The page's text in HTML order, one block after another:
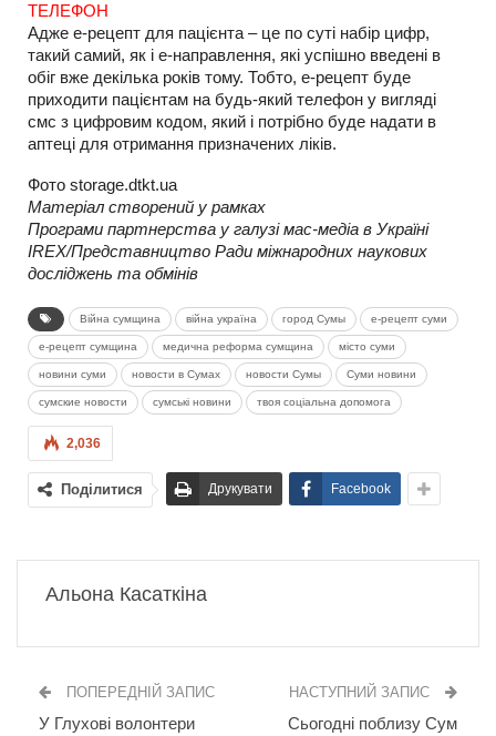
ТЕЛЕФОН
Адже е-рецепт для пацієнта – це по суті набір цифр,
такий самий, як і е-направлення, які успішно введені в
обіг вже декілька років тому. Тобто, е-рецепт буде
приходити пацієнтам на будь-який телефон у вигляді
смс з цифровим кодом, який і потрібно буде надати в
аптеці для отримання призначених ліків.
Фото storage.dtkt.ua
Матеріал створений у рамках
Програми партнерства у галузі мас-медіа в Україні
IREX/Представництво Ради міжнародних наукових
досліджень та обмінів
Війна сумщина війна україна город Сумы е-рецепт суми
е-рецепт сумщина медична реформа сумщина місто суми
новини суми новости в Сумах новости Сумы Суми новини
сумские новости сумські новини твоя соціальна допомога
2,036
Поділитися Друкувати Facebook
Альона Касаткіна
ПОПЕРЕДНІЙ ЗАПИС
У Глухові волонтери
НАСТУПНИЙ ЗАПИС
Сьогодні поблизу Сум